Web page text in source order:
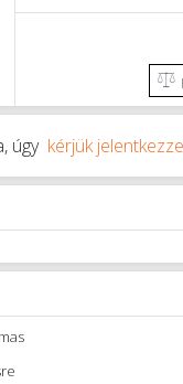
úgy kérjük